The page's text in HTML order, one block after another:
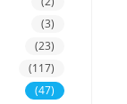
(3)
(23)
(117)
(47)